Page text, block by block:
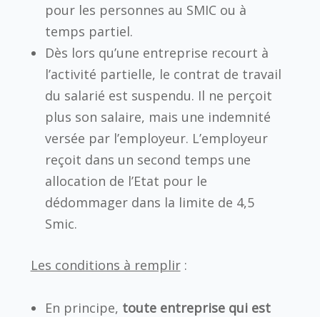
pour les personnes au SMIC ou à
temps partiel.
Dès lors qu’une entreprise recourt à
l’activité partielle, le contrat de travail
du salarié est suspendu. Il ne perçoit
plus son salaire, mais une indemnité
versée par l’employeur. L’employeur
reçoit dans un second temps une
allocation de l’Etat pour le
dédommager dans la limite de 4,5
Smic.
Les conditions à remplir:
En principe, toute entreprise qui est